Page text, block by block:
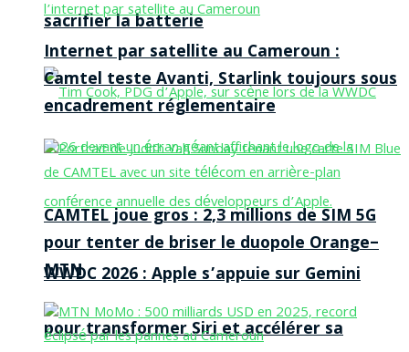
sacrifier la batterie
WWDC 2026 : Apple s’appuie sur Gemini
pour transformer Siri et accélérer sa
Internet par satellite au Cameroun :
Camtel teste Avanti, Starlink toujours sous
encadrement réglementaire
CAMTEL joue gros : 2,3 millions de SIM 5G
pour tenter de briser le duopole Orange–
MTN